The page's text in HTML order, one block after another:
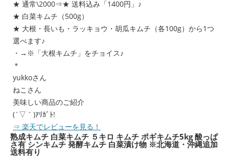
★ 通常\2000⇒★ 送料込み「1400円」♪
★ 白菜キムチ（500g）
★ 大根・長いも・ラッキョウ・胡瓜キムチ（各100g）から1つ
選べます♪
・→※「大根キムチ」をチョイス♪
＊
yukkoさん
ねこさん
美味しい商品のご紹介
(´▽｀)ｱﾘｶﾞﾄ!
⇒ 楽天でレビューを見る！
熟成キムチ 白菜キムチ ５キロ キムチ ポギキムチ5kg 酸っぱ
さ有 シンキムチ 発酵キムチ 白菜漬け物 ※北海道・沖縄追加
送料有り